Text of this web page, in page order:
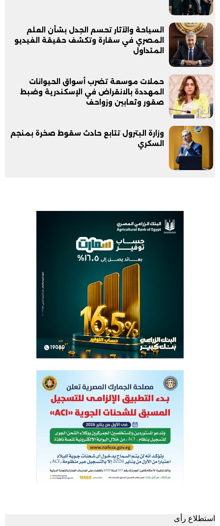
السياحة والآثار تحسم الجدل بشأن العلم
المصري في سقارة وتكشف حقيقة الفيديو
المتداول
حملات موسعة تضرب أسواق الحيوانات
المهددة بالانقراض في الإسكندرية وضبط
صقور وثعابين وزواحف
وزارة البترول تتابع حادث سقوط صخرة بمنجم
السكري
استطلاع رأى